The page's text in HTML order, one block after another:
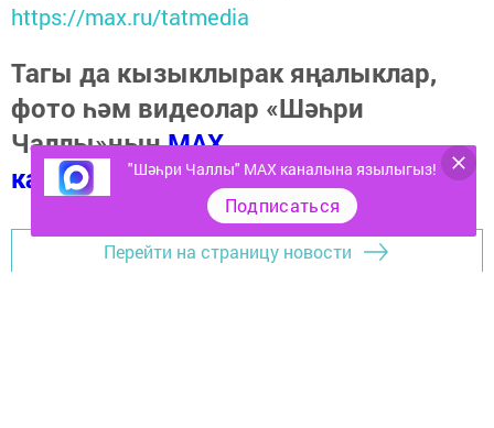
https://max.ru/tatmedia
Тагы да кызыклырак яңалыклар,
фото һәм видеолар «Шәһри
Чаллы»ныңMAX
каналында(язылыгыз).
Перейти на страницу новости
"Шәһри Чаллы" MAX каналына язылыгыз!
Подписаться